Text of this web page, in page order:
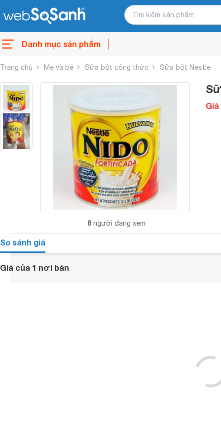
Danh mục sản phẩm
Trang chủ Mẹ và bé Sữa bột công thức Sữa bột Nestle
8 người đang xem
So sánh giá
Giá của 1 nơi bán